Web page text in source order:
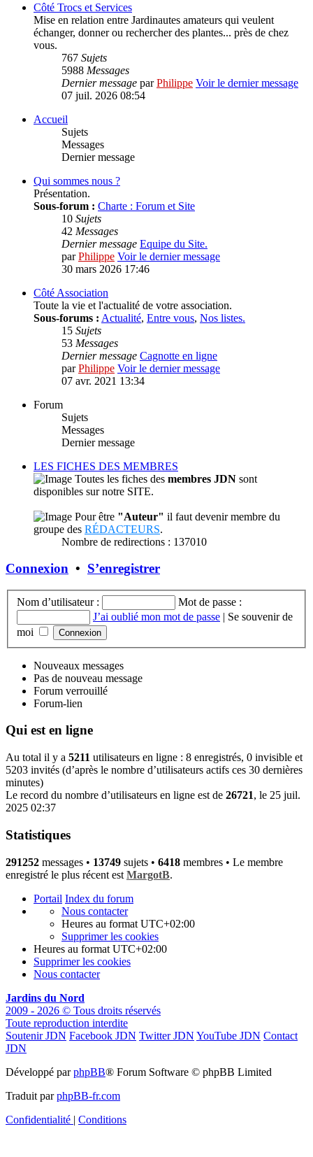
Côté Trocs et Services
Mise en relation entre Jardinautes amateurs qui veulent
échanger, donner ou rechercher des plantes... près de chez
vous.
767 Sujets
5988 Messages
Dernier message parPhilippe Voir le dernier message
07 juil. 2026 08:54
Accueil
Sujets
Messages
Dernier message
Qui sommes nous ?
Présentation.
Sous-forum : Charte : Forum et Site
10 Sujets
42 Messages
Dernier message Equipe du Site.
parPhilippe Voir le dernier message
30 mars 2026 17:46
Côté Association
Toute la vie et l'actualité de votre association.
Sous-forums : Actualité, Entre vous, Nos listes.
15 Sujets
53 Messages
Dernier message Cagnotte en ligne
parPhilippe Voir le dernier message
07 avr. 2021 13:34
Forum
Sujets
Messages
Dernier message
LES FICHES DES MEMBRES
Toutes les fiches des membres JDN sont
disponibles sur notre SITE.
Pour être "Auteur" il faut devenir membre du
groupe des RÉDACTEURS.
Nombre de redirections : 137010
Connexion • S’enregistrer
Nom d’utilisateur :
Mot de passe :
J’ai oublié mon mot de passe | Se souvenir de
moi
Nouveaux messages
Pas de nouveau message
Forum verrouillé
Forum-lien
Qui est en ligne
Au total il y a 5211 utilisateurs en ligne : 8 enregistrés, 0 invisible et
5203 invités (d’après le nombre d’utilisateurs actifs ces 30 dernières
minutes)
Le record du nombre d’utilisateurs en ligne est de 26721, le 25 juil.
2025 02:37
Statistiques
291252 messages • 13749 sujets • 6418 membres • Le membre
enregistré le plus récent est MargotB.
Portail Index du forum
Nous contacter
Heures au format UTC+02:00
Supprimer les cookies
Heures au format UTC+02:00
Supprimer les cookies
Nous contacter
Jardins du Nord
2009 - 2026 © Tous droits réservés
Toute reproduction interdite
Soutenir JDN Facebook JDN Twitter JDN YouTube JDN Contact
JDN
Développé parphpBB® Forum Software © phpBB Limited
Traduit parphpBB-fr.com
Confidentialité | Conditions